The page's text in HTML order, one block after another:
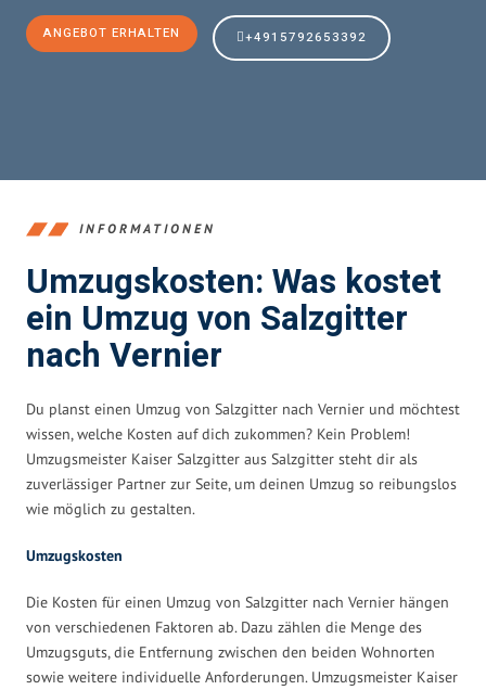
ANGEBOT ERHALTEN +4915792653392
INFORMATIONEN
Umzugskosten: Was kostet
ein Umzug von Salzgitter
nach Vernier
Du planst einen Umzug von Salzgitter nach Vernier und möchtest
wissen, welche Kosten auf dich zukommen? Kein Problem!
Umzugsmeister Kaiser Salzgitter aus Salzgitter steht dir als
zuverlässiger Partner zur Seite, um deinen Umzug so reibungslos
wie möglich zu gestalten.
Umzugskosten
Die Kosten für einen Umzug von Salzgitter nach Vernier hängen
von verschiedenen Faktoren ab. Dazu zählen die Menge des
Umzugsguts, die Entfernung zwischen den beiden Wohnorten
sowie weitere individuelle Anforderungen. Umzugsmeister Kaiser